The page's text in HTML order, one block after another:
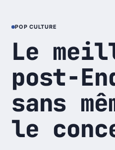
POP CULTURE
Le
post-
sans
le